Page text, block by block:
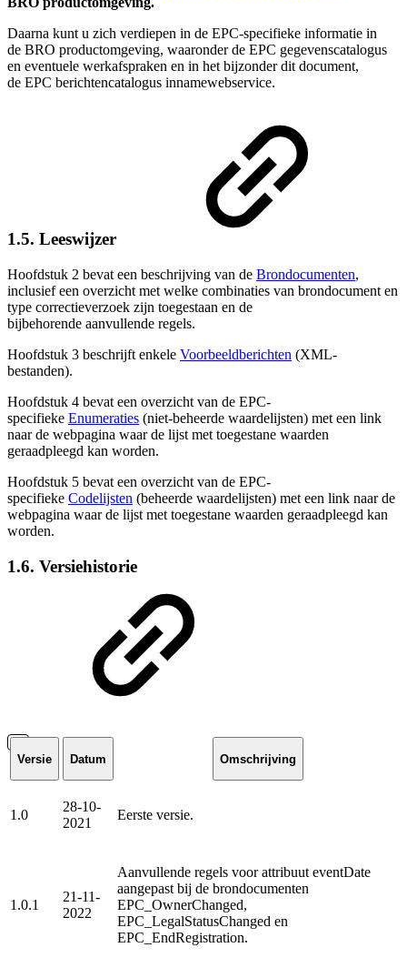
Daarna kunt u zich verdiepen in de EPC-specifieke informatie in
de BRO productomgeving, waaronder de EPC gegevenscatalogus
en eventuele werkafspraken en in het bijzonder dit document,
de EPC berichtencatalogus innamewebservice.
1.5. Leeswijzer
Hoofdstuk 2 bevat een beschrijving van de Brondocumenten,
inclusief een overzicht met welke combinaties van brondocument en
type correctieverzoek zijn toegestaan en de
bijbehorende aanvullende regels.
Hoofdstuk 3 beschrijft enkele Voorbeeldberichten (XML-
bestanden).
Hoofdstuk 4 bevat een overzicht van de EPC-
specifieke Enumeraties (niet-beheerde waardelijsten) met een link
naar de webpagina waar de lijst met toegestane waarden
geraadpleegd kan worden.
Hoofdstuk 5 bevat een overzicht van de EPC-
specifieke Codelijsten (beheerde waardelijsten) met een link naar de
webpagina waar de lijst met toegestane waarden geraadpleegd kan
worden.
1.6. Versiehistorie
Versie Datum Omschrijving
1.0
28-10-
2021
Eerste versie.
1.0.1
21-11-
2022
Aanvullende regels voor attribuut eventDate
aangepast bij de brondocumenten
EPC_OwnerChanged,
EPC_LegalStatusChanged en
EPC_EndRegistration.